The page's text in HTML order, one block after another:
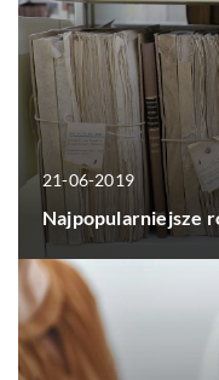
21-06-2019
Najpopularniejsze